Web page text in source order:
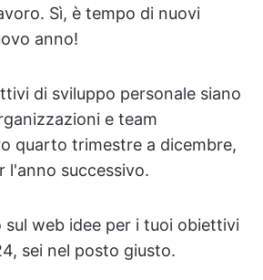
Sì, è tempo di nuovi
anno!
di sviluppo personale siano
e team
quarto trimestre a dicembre,
l'anno successivo.
sul web idee per i tuoi obiettivi
sei nel posto giusto.